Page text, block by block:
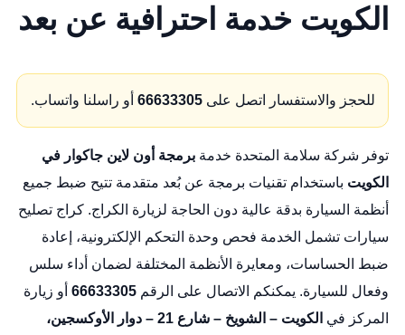
الكويت خدمة احترافية عن بعد
للحجز والاستفسار اتصل على 66633305أو راسلنا واتساب.
توفر شركة سلامة المتحدة خدمة برمجة أون لاين جاكوار في
الكويت باستخدام تقنيات برمجة عن بُعد متقدمة تتيح ضبط جميع
أنظمة السيارة بدقة عالية دون الحاجة لزيارة الكراج. كراج تصليح
سيارات تشمل الخدمة فحص وحدة التحكم الإلكترونية، إعادة
ضبط الحساسات، ومعايرة الأنظمة المختلفة لضمان أداء سلس
وفعال للسيارة. يمكنكم الاتصال على الرقم 66633305أو زيارة
المركز في
الكويت – الشويخ – شارع 21 – دوار الأوكسجين،